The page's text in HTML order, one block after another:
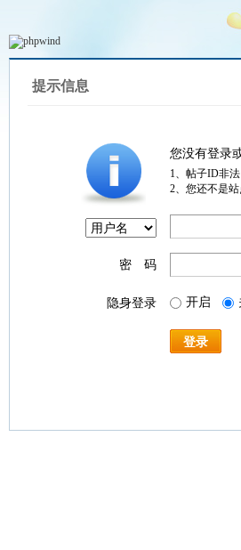
提示信息
您没有登录
1、帖子ID非法
2、您还不是
密 码
隐身登录 开启
登录